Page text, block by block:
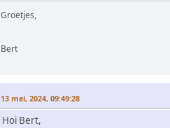
Groetjes,
Bert
13 mei, 2024, 09:49:28
Hoi Bert,